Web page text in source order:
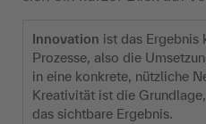
Innovation ist das Ergebnis
Prozesse, also die
in eine konkrete, nützliche
Kreativität ist die
das sichtbare Ergebnis.